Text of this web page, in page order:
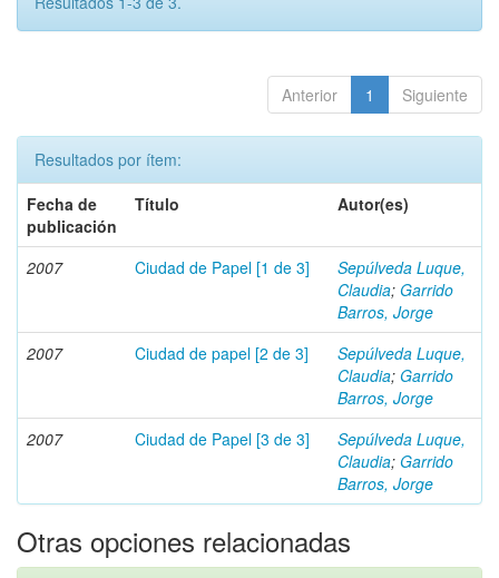
Anterior 1 Siguiente
Resultados por ítem:
Fecha de
publicación
Título Autor(es)
2007 Ciudad de Papel [1 de 3]
Sepúlveda Luque,
Claudia; Garrido
Barros, Jorge
2007
Ciudad de papel [2 de 3]
Sepúlveda Luque,
Claudia; Garrido
Barros, Jorge
2007
Ciudad de Papel [3 de 3]
Sepúlveda Luque,
Claudia; Garrido
Barros, Jorge
Otras opciones relacionadas